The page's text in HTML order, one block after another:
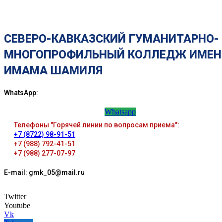
СЕВЕРО-КАВКАЗСКИЙ ГУМАНИТАРНО-
МНОГОПРОФИЛЬНЫЙ КОЛЛЕДЖ
ИМАМА ШАМИЛЯ
WhatsApp:
Whatsapp
Телефоны "Горячей линии по вопросам приема":
+7 (8722) 98-91-51
+7 (988) 792-41-51
+7 (988) 277-07-97
E-mail: gmk_05@mail.ru
Twitter
Youtube
Vk